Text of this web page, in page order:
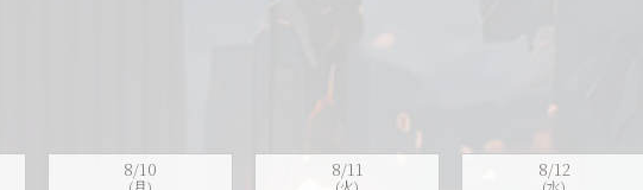
8/10
(月)
8/11
(火)
8/12
(水)